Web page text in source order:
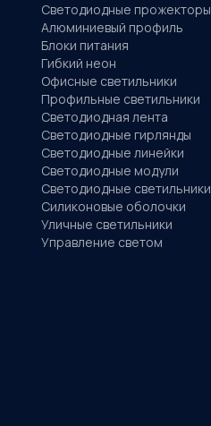
Светодиодные прожекторы
Алюминиевый профиль
Блоки питания
Гибкий неон
Офисные светильники
Профильные светильники
Светодиодная лента
Светодиодные гирлянды
Светодиодные линейки
Светодиодные модули
Светодиодные светильники
Силиконовые оболочки
Уличные светильники
Управление светом